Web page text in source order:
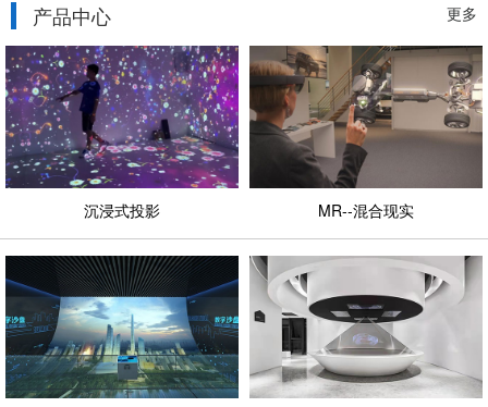
更多
产品中心
沉浸式投影 MR--混合现实